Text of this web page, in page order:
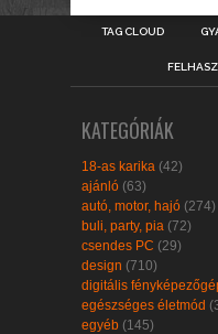
TAG CLOUD
KATEGÓRIÁK
18-as karika (42)
ajánló (63)
autó, motor, hajó (274)
buli, party, pia (72)
csendes PC (29)
design (710)
digitális
egészséges életmód
egyéb (145)